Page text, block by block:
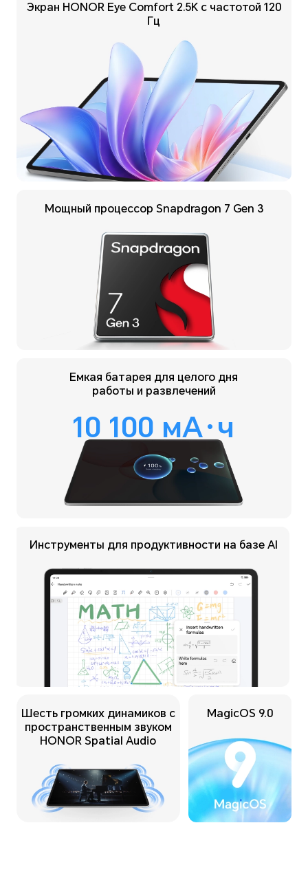
Экран HONOR Eye Comfort 2.5K с частотой 120
Гц
Мощный процессор Snapdragon 7 Gen 3
Емкая батарея для целого дня
работы и развлечений
10 100 мА·ч
Инструменты для продуктивности на базе AI
Шесть громких динамиков с
пространственным звуком
HONOR Spatial Audio
MagicOS 9.0